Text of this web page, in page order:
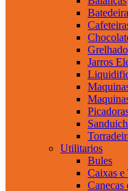
Jarros
Utilitarios
Bules
Caixas e
Canecas